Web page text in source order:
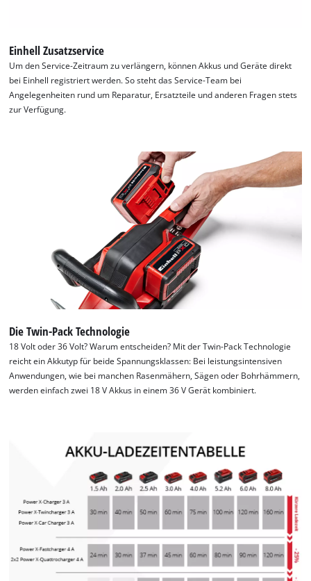
Wir benötigen deine Zustimmung, um
Google Maps laden zu können!
This content is not permitted to load due
Einhell Zusatzservice
Um den Service-Zeitraum zu verlängern, können Akkus und Geräte direkt
bei Einhell registriert werden. So steht das Service-Team bei
Angelegenheiten rund um Reparatur, Ersatzteile und anderen Fragen stets
zur Verfügung.
Die Twin-Pack Technologie
18 Volt oder 36 Volt? Warum entscheiden? Mit der Twin-Pack Technologie
reicht ein Akkutyp für beide Spannungsklassen: Bei leistungsintensiven
Anwendungen, wie bei manchen Rasenmähern, Sägen oder Bohrhämmern,
werden einfach zwei 18 V Akkus in einem 36 V Gerät kombiniert.